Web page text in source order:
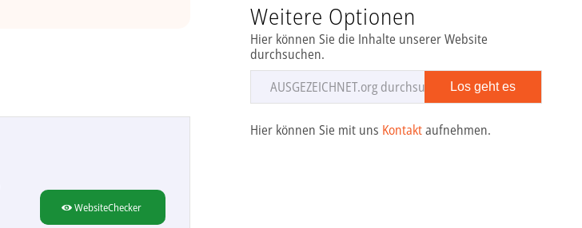
WebsiteChecker
Weitere Optionen
Hier können Sie die Inhalte unserer Website
durchsuchen.
Hier können Sie mit uns Kontaktaufnehmen.